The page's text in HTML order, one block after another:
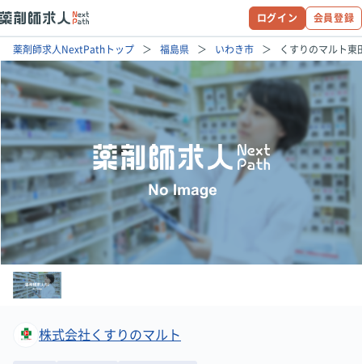
ログイン 会員登録
薬剤師求人NextPathトップ 福島県 いわき市 くすりのマルト東
株式会社くすりのマルト